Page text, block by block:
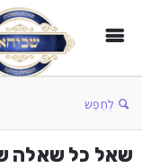
לְחַפֵּשׂ
שאל כל שאלה